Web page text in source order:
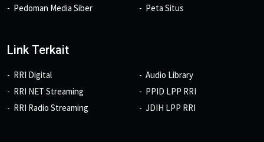
Pedoman Media Siber
Peta Situs
Link Terkait
RRI Digital
RRI NET Streaming
RRI Radio Streaming
Audio Library
PPID LPP RRI
JDIH LPP RRI